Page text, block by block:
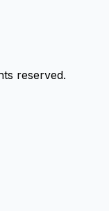
reserved.